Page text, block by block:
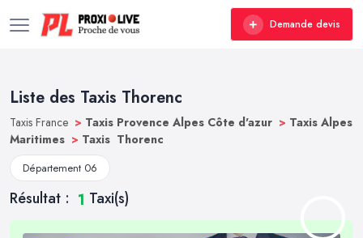
Demande devis
Liste des Taxis Thorenc
Taxis France > Taxis Provence Alpes Côte d'azur > Taxis Alpes
Maritimes > Taxis Thorenc
Département 06
Résultat : 1 Taxi(s)